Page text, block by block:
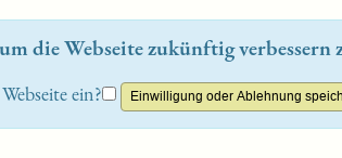
die Webseite zukünftig
ein?